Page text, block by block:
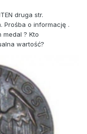
druga str.
Prośba o informację .
medal ? Kto
wartość?